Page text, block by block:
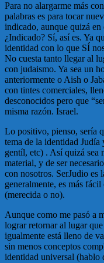
Para no alargarme más
palabras es para tocar
indicado, aunque quizá
¿Indicado? Sí, así es. Ya
identidad con lo que SÍ
No cuesta tanto llegar al
con judaismo. Ya sea un
anteriormente o Aish o
con tintes comerciales,
desconocidos pero que
misma razón. Israel.
Lo positivo, pienso, sería
tema de la identidad
gentíl, etc) . Así quizá sea
material, y de ser
con nosotros. SerJudio es
generalmente, es más
(merecida o no).
Aunque como me pasó a
lograr retornar al lugar
igualmente está lleno de
sin menos conceptos
identidad universal